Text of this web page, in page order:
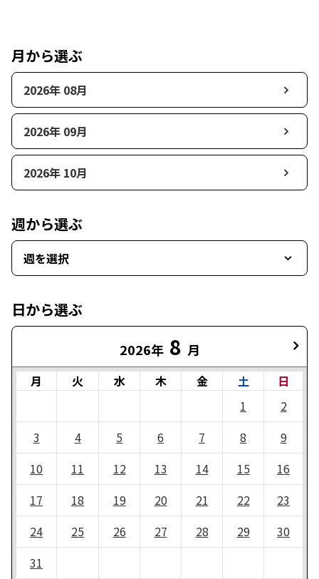
月から選ぶ
2026年 08月
2026年 09月
2026年 10月
週から選ぶ
週を選択
日から選ぶ
2026年 8 月
月 火 水 木 金 土
日
1
2
3
4 5 6 7 8
9
10
11 12 13 14 15
16
17
18 19 20 21 22
23
24
25 26 27 28 29
30
31